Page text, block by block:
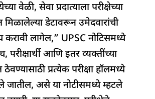
वेळी, सेवा प्रदात्याला परीक्षेच्या
मिळालेल्या डेटावरून उमेदवारांची
लागेल,” UPSC नोटिसमध्ये
आणि इतर व्यक्तींच्या
प्रत्येक परीक्षा हॉलमध्ये
जातील, असे या नोटीसमध्ये म्हटले